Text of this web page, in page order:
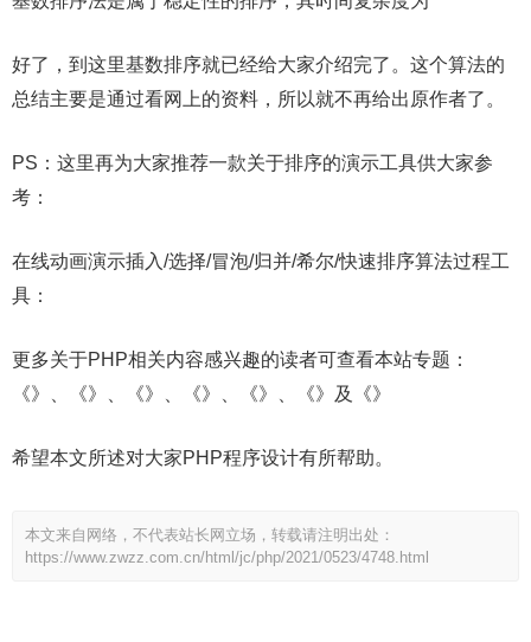
好了，到这里基数排序就已经给大家介绍完了。这个算法的
总结主要是通过看网上的资料，所以就不再给出原作者了。
PS：这里再为大家推荐一款关于排序的演示工具供大家参
考：
在线动画演示插入/选择/冒泡/归并/希尔/快速排序算法过程工
具：
更多关于PHP相关内容感兴趣的读者可查看本站专题：
《》、《》、《》、《》、《》、《》及《》
希望本文所述对大家PHP程序设计有所帮助。
本文来自网络，不代表站长网立场，转载请注明出处：
https://www.zwzz.com.cn/html/jc/php/2021/0523/4748.html